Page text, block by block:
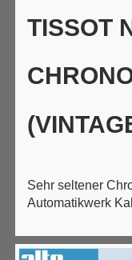
TISSOT
Sehr seltener
Automatikwerk